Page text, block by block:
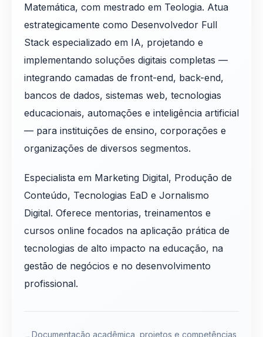
Matemática, com mestrado em Teologia. Atua
estrategicamente como Desenvolvedor Full
Stack especializado em IA, projetando e
implementando soluções digitais completas —
integrando camadas de front-end, back-end,
bancos de dados, sistemas web, tecnologias
educacionais, automações e inteligência artificial
— para instituições de ensino, corporações e
organizações de diversos segmentos.
Especialista em Marketing Digital, Produção de
Conteúdo, Tecnologias EaD e Jornalismo
Digital. Oferece mentorias, treinamentos e
cursos online focados na aplicação prática de
tecnologias de alto impacto na educação, na
gestão de negócios e no desenvolvimento
profissional.
Documentação acadêmica, projetos e competências